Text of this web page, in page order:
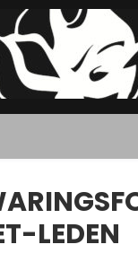
Enschede
LEDEN